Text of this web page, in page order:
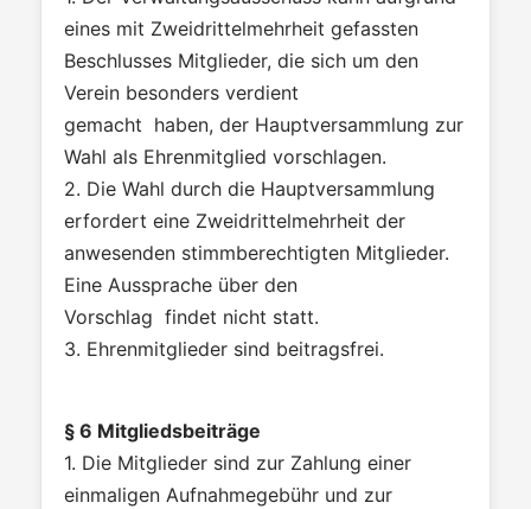
eines mit Zweidrittelmehrheit gefassten
Beschlusses Mitglieder, die sich um den
Verein besonders verdient
gemacht haben, der Hauptversammlung zur
Wahl als Ehrenmitglied vorschlagen.
2. Die Wahl durch die Hauptversammlung
erfordert eine Zweidrittelmehrheit der
anwesenden stimmberechtigten Mitglieder.
Eine Aussprache über den
Vorschlag findet nicht statt.
3. Ehrenmitglieder sind beitragsfrei.
§ 6 Mitgliedsbeiträge
1. Die Mitglieder sind zur Zahlung einer
einmaligen Aufnahmegebühr und zur